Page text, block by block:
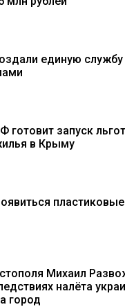
единую службу
готовит запуск
в Крыму
Михаил
налёта
город